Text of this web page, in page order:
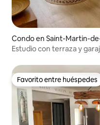
Condo en Saint-Martin-
Estudio con terraza y
Favorito entre huéspedes
Favorito entre huéspedes